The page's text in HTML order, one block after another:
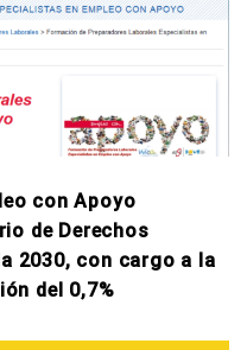
con Apoyo
de Derechos
2030, con cargo a la
del 0,7%